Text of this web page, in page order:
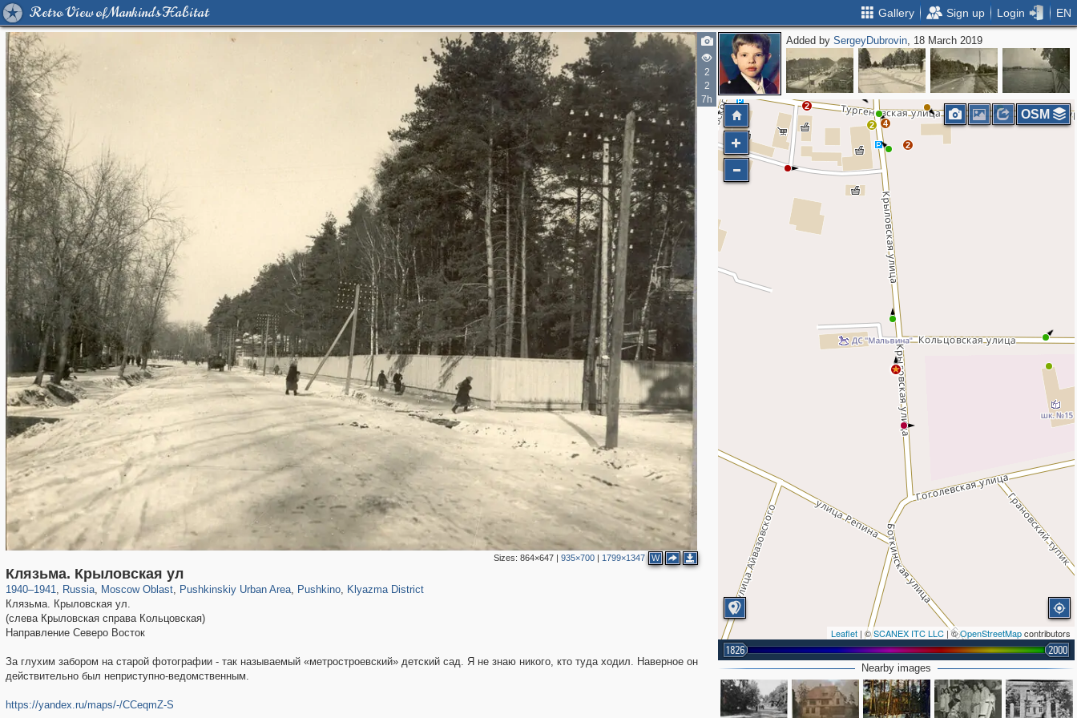
Retro View of Mankind's Habitat Gallery Sign up Login EN
2
2
7h
Sizes: 864×647| 935×700| 1799×1347 W
Клязьма. Крыловская ул
1940–1941, Russia
1,407,212 29,248
, Moscow Oblast
96,538 1,691
, Pushkinskiy Urban Area, Pushkino, Klyazma District
Клязьма. Крыловская ул.
(слева Крыловская справа Кольцовская)
Направление Северо Восток
За глухим забором на старой фотографии - так называемый «метростроевский» детский сад. Я не знаю никого, кто туда ходил. Наверное он
действительно был неприступно-ведомственным.
https://yandex.ru/maps/-/CCeqmZ-S
Added bySergeyDubrovin, 18 March 2019
2
2 4
2
Leaflet | ©SCANEX ITC LLC | ©OpenStreetMapcontributors
1826 2000
OSM
Nearby images